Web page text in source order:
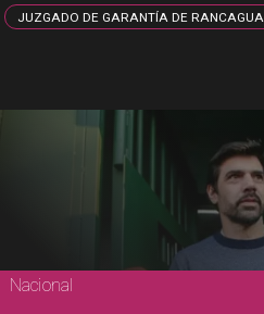
JUZGADO DE GARANTÍA DE RANCAGUA
Nacional